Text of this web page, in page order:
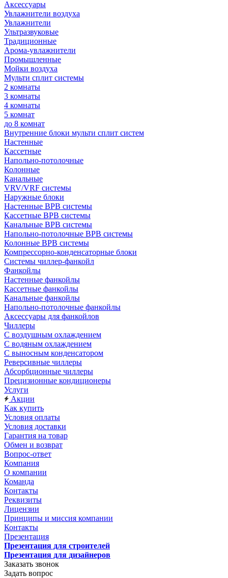
Аксессуары
Увлажнители воздуха
Увлажнители
Ультразвуковые
Традиционные
Арома-увлажнители
Промышленные
Мойки воздуха
Мульти сплит системы
2 комнаты
3 комнаты
4 комнаты
5 комнат
до 8 комнат
Внутренние блоки мульти сплит систем
Настенные
Кассетные
Напольно-потолочные
Колонные
Канальные
VRV/VRF системы
Наружные блоки
Настенные ВРВ системы
Кассетные ВРВ системы
Канальные ВРВ системы
Напольно-потолочные ВРВ системы
Колонные ВРВ системы
Компрессорно-конденсаторные блоки
Системы чиллер-фанкойл
Фанкойлы
Настенные фанкойлы
Кассетные фанкойлы
Канальные фанкойлы
Напольно-потолочные фанкойлы
Аксессуары для фанкойлов
Чиллеры
С воздушным охлаждением
С водяным охлаждением
С выносным конденсатором
Реверсивные чиллеры
Абсорбционные чиллеры
Прецизионные кондиционеры
Услуги
Акции
Как купить
Условия оплаты
Условия доставки
Гарантия на товар
Обмен и возврат
Вопрос-ответ
Компания
О компании
Команда
Контакты
Реквизиты
Лицензии
Принципы и миссия компании
Контакты
Презентация
Презентация для строителей
Презентация для дизайнеров
Заказать звонок
Задать вопрос